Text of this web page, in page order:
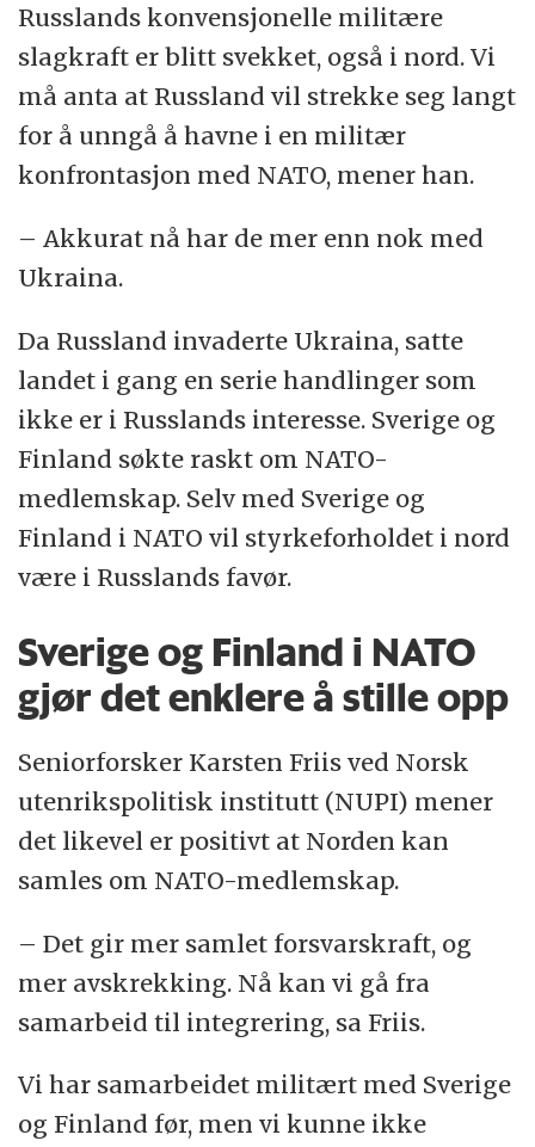
Russlands konvensjonelle militære
slagkraft er blitt svekket, også i nord. Vi
må anta at Russland vil strekke seg langt
for å unngå å havne i en militær
konfrontasjon med NATO, mener han.
– Akkurat nå har de mer enn nok med
Ukraina.
Da Russland invaderte Ukraina, satte
landet i gang en serie handlinger som
ikke er i Russlands interesse. Sverige og
Finland søkte raskt om NATO-
medlemskap. Selv med Sverige og
Finland i NATO vil styrkeforholdet i nord
være i Russlands favør.
Sverige og Finland i NATO
gjør det enklere å stille opp
Seniorforsker Karsten Friis ved Norsk
utenrikspolitisk institutt (NUPI) mener
det likevel er positivt at Norden kan
samles om NATO-medlemskap.
– Det gir mer samlet forsvarskraft, og
mer avskrekking. Nå kan vi gå fra
samarbeid til integrering, sa Friis.
Vi har samarbeidet militært med Sverige
og Finland før, men vi kunne ikke